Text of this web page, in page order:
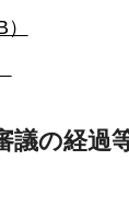
の経過